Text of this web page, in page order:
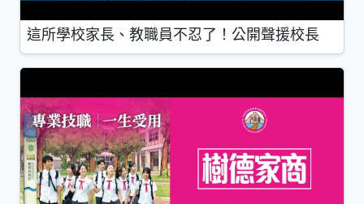
這所學校家長、教職員不忍了！公開聲援校長